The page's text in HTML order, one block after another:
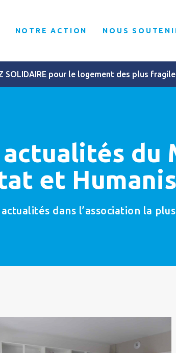
NOTRE ACTION NOUS
SOLIDAIRE pour le logement des plus
du
et
dans l’association la